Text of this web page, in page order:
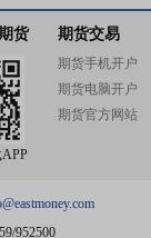
货 期货交易
期货手机开户
期货电脑开户
期货官方网站
952500